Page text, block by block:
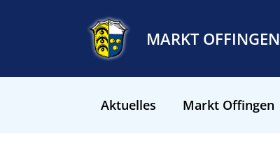
MARKT OFFINGEN
Aktuelles Markt Offingen